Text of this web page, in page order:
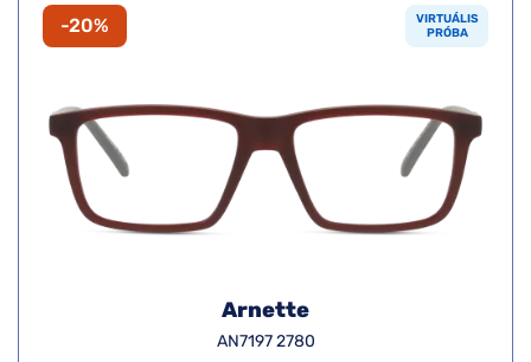
-20%
VIRTUÁLIS
PRÓBA
Arnette
AN7197 2780